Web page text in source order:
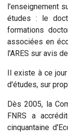
l'enseignement
études : le
formations
associées en
l'ARES sur avis
Il existe à ce
d'études, sur
Dès 2005, la
FNRS a
cinquantaine